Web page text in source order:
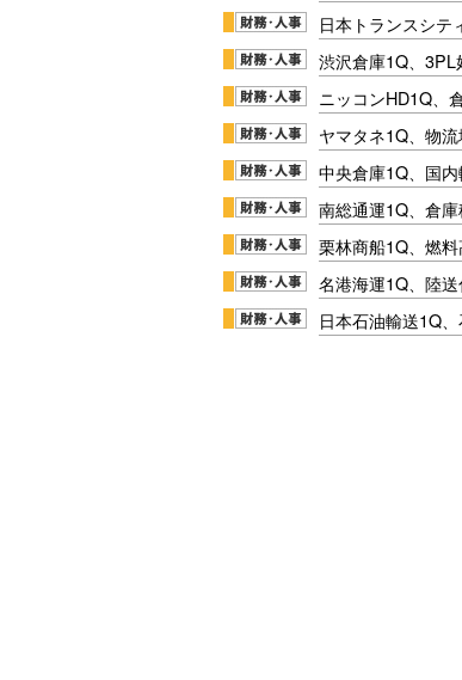
日本トランスシテ
渋沢倉庫1Q、
ニッコンHD1Q、
ヤマタネ1Q、物
中央倉庫1Q、国
南総通運1Q、倉
栗林商船1Q、燃
名港海運1Q、陸
日本石油輸送1Q